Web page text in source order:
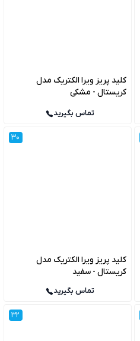
کلید پریز ویرا الکتریک مدل
کریستال - مشکی
تماس بگیرید
30
کلید پریز ویرا الکتریک مدل
کریستال - سفید
تماس بگیرید
32